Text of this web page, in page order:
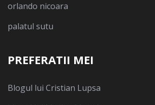
orlando nicoara
palatul sutu
PREFERATII MEI
Blogul lui Cristian Lupsa